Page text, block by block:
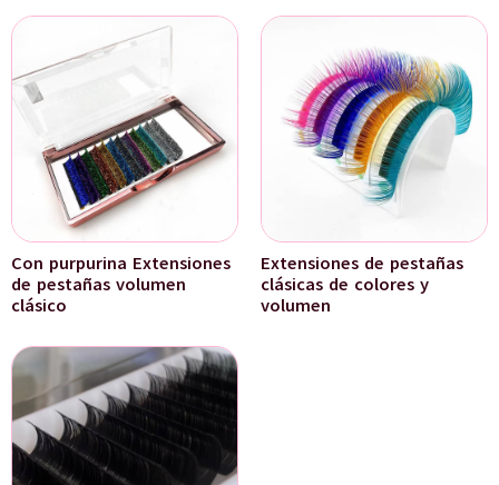
Con purpurina Extensiones
de pestañas volumen
clásico
Extensiones de pestañas
clásicas de colores y
volumen